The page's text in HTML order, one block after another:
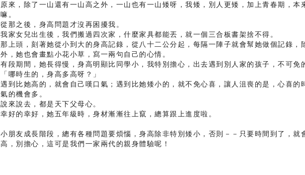
原來，除了一山還有一山高之外，一山也有一山矮呀，我矮，別人更矮，加上青春期，本
嘛。
從那之後，身高問題才沒再困擾我。
我家女兒出生後，我們搬過四次家，什麼家具都能丟，就一個三合板書架捨不得。
那上頭，刻著她從小到大的身高記錄，從八十二公分起，每隔一陣子就會幫她做個記錄，
外，她也會畫點小花小草，寫一兩句自己的心情。
有段期間，她長得慢，身高明顯比同學小，我特別擔心，出去遇到別人家的孩子，不可免
「哪時生的，身高多高呀？」
遇到比她高的，就會自己嘆口氣；遇到比她矮小的，就不免心喜，讓人沮喪的是，心喜的
氣的機會多。
說來說去，都是天下父母心。
幸好的幸好，她五年級時，身材漸漸往上竄，總算跟上進度啦。
小朋友成長階段，總有各種問題要煩惱，身高除非特別矮小，否則－－只要時間到了，就
高，別擔心，這可是我們一家兩代的親身體驗呢！